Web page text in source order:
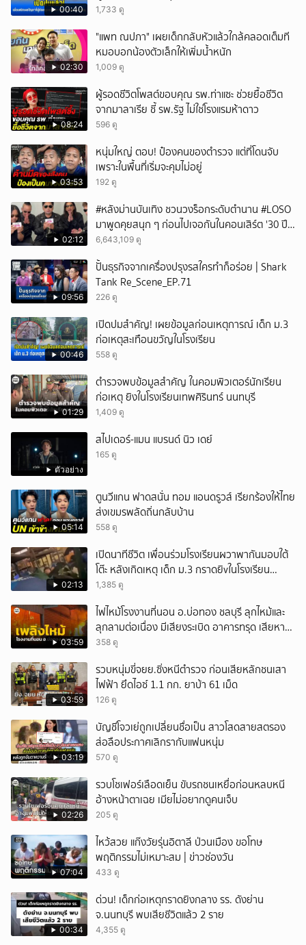
00:40 1,733 ดู
02:30
"แพท ณปภา" เผยเด็กกลับหัวแล้วใกล้คลอดเต็มที
หมอบอกน้องตัวเล็กให้เพิ่มน้ำหนัก
1,009 ดู
08:24
ผู้รอดชีวิตโพสต์ขอบคุณ รพ.ท่าแซะ ช่วยยื้อชีวิต
จากมาลาเรีย ชี้ รพ.รัฐ ไม่ใช่โรงแรมห้าดาว
596 ดู
03:53
หนุ่มใหญ่ ตอบ! ป๋องคนของตำรวจ แต่ที่โดนจับ
เพราะในพื้นที่เริ่มจะคุมไม่อยู่
192 ดู
02:12
#หลังม่านบันเทิง ชวนวงร็อกระดับตำนาน #LOSO
มาพูดคุยสนุก ๆ ก่อนไปเจอกันในคอนเสิร์ต '30 ปี
LOSO นานเท่าไรก็รอ'
6,643,109 ดู
09:56
ปั้นธุรกิจจากเครื่องปรุงรสใครทำก็อร่อย | Shark
Tank Re_Scene_EP.71
226 ดู
00:46
เปิดปมสำคัญ! เผยข้อมูลก่อนเหตุการณ์ เด็ก ม.3
ก่อเหตุสะเทือนขวัญในโรงเรียน
558 ดู
01:29
ตำรวจพบข้อมูลสำคัญ ในคอมพิวเตอร์นักเรียน
ก่อเหตุ ยิงในโรงเรียนเทพศิรินทร์ นนทบุรี
1,409 ดู
ตัวอย่าง
สไปเดอร์-แมน แบรนด์ นิว เดย์
165 ดู
05:14
ตูนวีแกน ฟาดสนั่น ทอม แอนดรูวส์ เรียกร้องให้ไทย
ส่งเขมรพลัดถิ่นกลับบ้าน
558 ดู
02:13
เปิดนาทีชีวิต เพื่อนร่วมโรงเรียนผวาพากันมอบใต้
โต๊ะ หลังเกิดเหตุ เด็ก ม.3 กราดยิvในโรงเรียน
เทพศิรินทร์นนท์ แบบไม่เลือกหน้า เสียงปืนดังสนั่น
1,385 ดู
03:59
ไฟไหม้โรงงานที่นอน อ.บ่อทอง ชลบุรี ลุกไหม้และ
ลุกลามต่อเนื่อง มีเสียงระเบิด อาคารทรุด เสียหาย
หนัก
358 ดู
03:59
รวบหนุ่มขี่จยย.ซิ่งหนีตำรวจ ก่อนเสียหลักชนเสา
ไฟฟ้า ยึดไอซ์ 1.1 กก. ยาบ้า 61 เม็ด
126 ดู
03:19
บัญชีโจวเย่ถูกเปลี่ยนชื่อเป็น สาวโสดสายสตรอง
ส่อลือประกาศเลิกรากับแฟนหนุ่ม
570 ดู
02:26
รวบโชเฟอร์เลือดเย็น ขับรถชนเหยื่อก่อนหลบหนี
อ้างหน้าตาเฉย เมียไม่อยากดูคนเจ็บ
205 ดู
07:04
ไหว้สวย แก๊งวัยรุ่นอิตาลี ป่วนเมือง ขอโทษ
พฤติกรรมไม่เหมาะสม | ข่าวช่องวัน
433 ดู
00:34
ด่วน! เด็กก่อเหตุกราดยิงกลาง รร. ดังย่าน
จ.นนทบุรี พบเสียชีวิตแล้ว 2 ราย
4,355 ดู